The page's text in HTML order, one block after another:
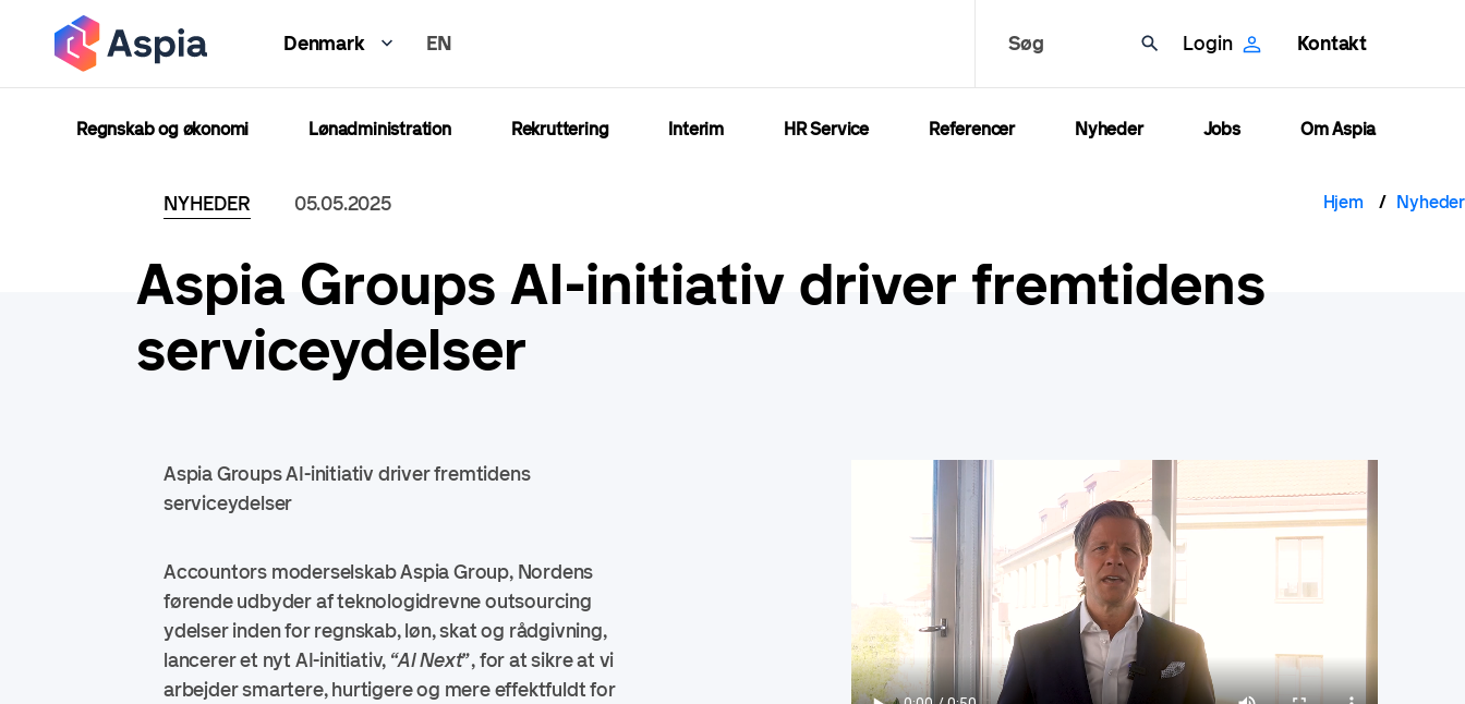
hovedindhold
Denmark EN Søg Login Kontakt
Regnskab og økonomi Lønadministration Rekruttering Interim HR Service Referencer Nyheder Jobs Om Aspia
NYHEDER 05.05.2025 Hjem Nyheder
Aspia Groups AI-initiativ driver fremtidens
serviceydelser
Aspia Groups AI-initiativ driver fremtidens
serviceydelser
Accountors moderselskab Aspia Group, Nordens
førende udbyder af teknologidrevne outsourcing
ydelser inden for regnskab, løn, skat og rådgivning,
lancerer et nyt AI-initiativ, “AI Next”, for at sikre at vi
arbejder smartere, hurtigere og mere effektfuldt for